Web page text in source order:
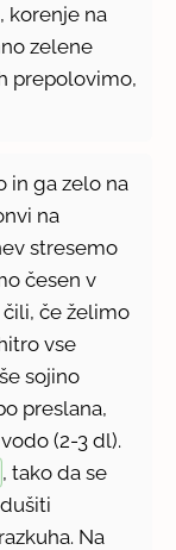
korenje na
zelene
prepolovimo,
in ga zelo na
na
stresemo
česen v
če želimo
vse
sojino
preslana,
(2-3 dl).
, tako da se
Na